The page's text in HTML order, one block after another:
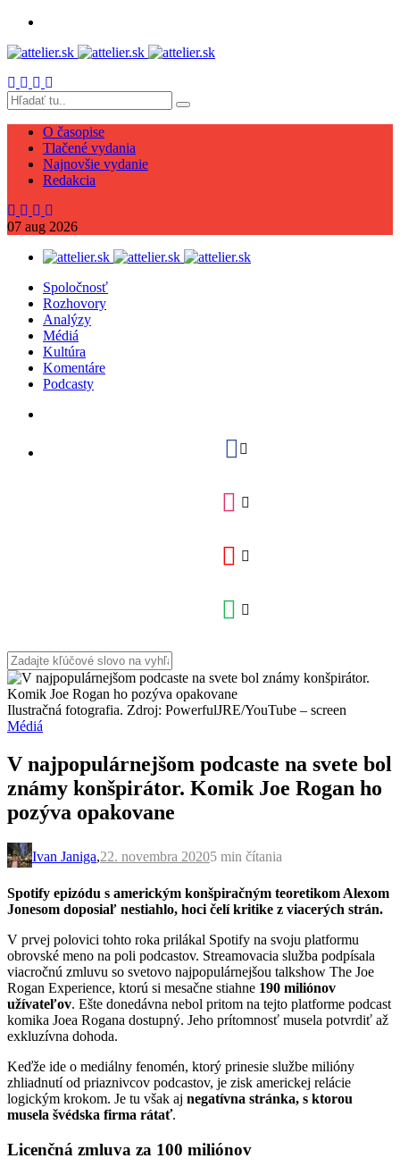
O časopise
Tlačené vydania
Najnovšie vydanie
Redakcia
07 aug 2026
Spoločnosť
Rozhovory
Analýzy
Médiá
Kultúra
Komentáre
Podcasty
Ilustračná fotografia. Zdroj: PowerfulJRE/YouTube – screen
Médiá
V najpopulárnejšom podcaste na svete bol
známy konšpirátor. Komik Joe Rogan ho
pozýva opakovane
Ivan Janiga,22. novembra 20205 min čítania
Spotify epizódu s americkým konšpiračným teoretikom Alexom
Jonesom doposiaľ nestiahlo, hoci čelí kritike z viacerých strán.
V prvej polovici tohto roka prilákal Spotify na svoju platformu
obrovské meno na poli podcastov. Streamovacia služba podpísala
viacročnú zmluvu so svetovo najpopulárnejšou talkshow The Joe
Rogan Experience, ktorú si mesačne stiahne 190 miliónov
užívateľov. Ešte donedávna nebol pritom na tejto platforme podcast
komika Joea Rogana dostupný. Jeho prítomnosť musela potvrdiť až
exkluzívna dohoda.
Keďže ide o mediálny fenomén, ktorý prinesie službe milióny
zhliadnutí od priaznivcov podcastov, je zisk americkej relácie
logickým krokom. Je tu však aj negatívna stránka, s ktorou
musela švédska firma rátať.
Licenčná zmluva za 100 miliónov